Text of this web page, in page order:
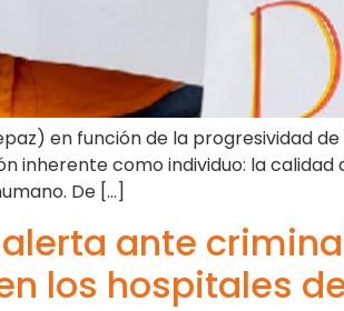
en función de la progresividad
inherente como individuo: la
De […]
ante
los hospitales